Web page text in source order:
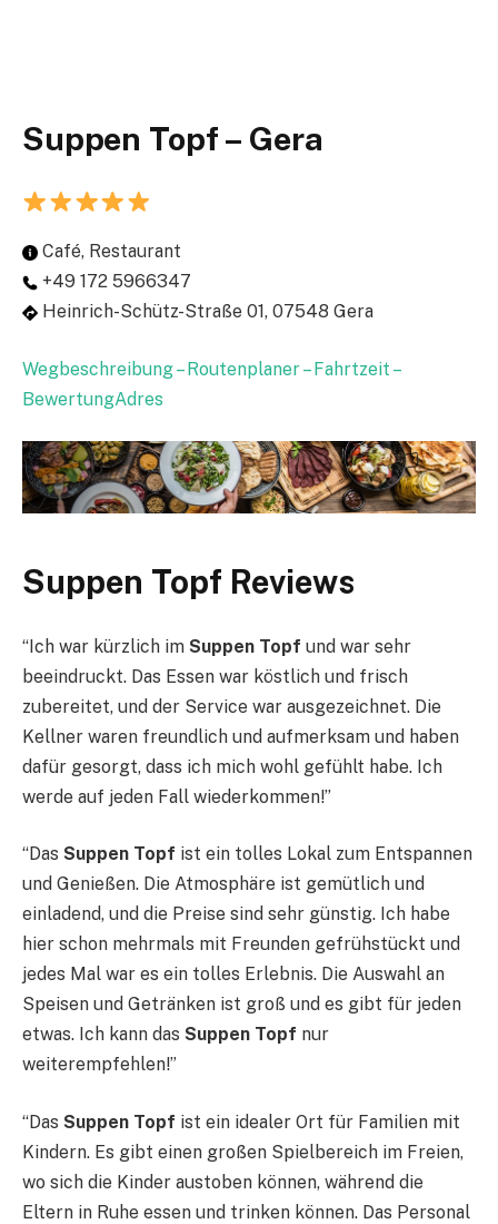
Suppen Topf – Gera
Café, Restaurant
+49 172 5966347
Heinrich-Schütz-Straße 01, 07548 Gera
Wegbeschreibung – Routenplaner – Fahrtzeit –
BewertungAdres
Suppen Topf Reviews
“Ich war kürzlich im Suppen Topf und war sehr
beeindruckt. Das Essen war köstlich und frisch
zubereitet, und der Service war ausgezeichnet. Die
Kellner waren freundlich und aufmerksam und haben
dafür gesorgt, dass ich mich wohl gefühlt habe. Ich
werde auf jeden Fall wiederkommen!”
“Das Suppen Topf ist ein tolles Lokal zum Entspannen
und Genießen. Die Atmosphäre ist gemütlich und
einladend, und die Preise sind sehr günstig. Ich habe
hier schon mehrmals mit Freunden gefrühstückt und
jedes Mal war es ein tolles Erlebnis. Die Auswahl an
Speisen und Getränken ist groß und es gibt für jeden
etwas. Ich kann das Suppen Topf nur
weiterempfehlen!”
“Das Suppen Topf ist ein idealer Ort für Familien mit
Kindern. Es gibt einen großen Spielbereich im Freien,
wo sich die Kinder austoben können, während die
Eltern in Ruhe essen und trinken können. Das Personal